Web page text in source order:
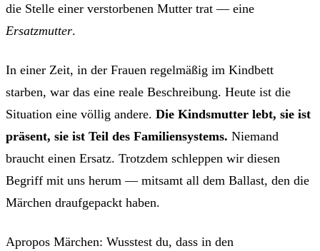
die Stelle einer verstorbenen Mutter trat — eine
Ersatzmutter.
In einer Zeit, in der Frauen regelmäßig im Kindbett
starben, war das eine reale Beschreibung. Heute ist die
Situation eine völlig andere. Die Kindsmutter lebt, sie ist
präsent, sie ist Teil des Familiensystems. Niemand
braucht einen Ersatz. Trotzdem schleppen wir diesen
Begriff mit uns herum — mitsamt all dem Ballast, den die
Märchen draufgepackt haben.
Apropos Märchen: Wusstest du, dass in den